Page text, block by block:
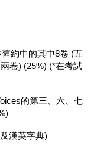
約中的其中8卷 (五
卷) (25%) (*在考試
的第三、六、七
漢英字典)